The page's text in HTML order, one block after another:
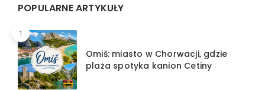
POPULARNE ARTYKUŁY
1
Omiš: miasto w Chorwacji, gdzie
plaża spotyka kanion Cetiny